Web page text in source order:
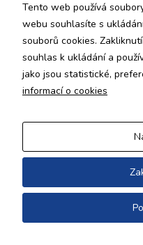
Tento web používá
webu souhlasíte s
souborů cookies.
souhlas k ukládání a
jako jsou statistické,
informací o cookies